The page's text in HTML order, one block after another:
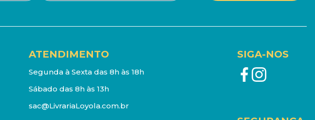
ATENDIMENTO
Segunda à Sexta das 8h às 18h
Sábado das 8h às 13h
sac@LivrariaLoyola.com.br
SIGA-NOS